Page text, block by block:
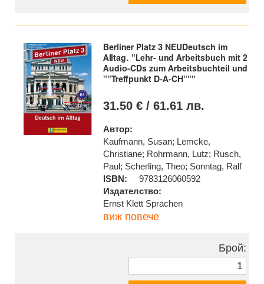
Berliner Platz 3 NEUDeutsch im
Alltag. "Lehr- und Arbeitsbuch mit 2
Audio-CDs zum Arbeitsbuchteil und
""Treffpunkt D-A-CH"""
31.50 € / 61.61 лв.
Автор:
Kaufmann, Susan; Lemcke,
Christiane; Rohrmann, Lutz; Rusch,
Paul; Scherling, Theo; Sonntag, Ralf
ISBN:
9783126060592
Издателство:
Ernst Klett Sprachen
виж повече
Брой: